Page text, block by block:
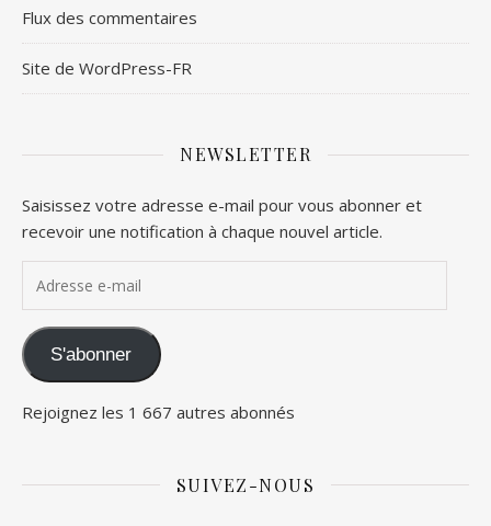
Flux des commentaires
Site de WordPress-FR
NEWSLETTER
Saisissez votre adresse e-mail pour vous abonner et
recevoir une notification à chaque nouvel article.
S'abonner
Rejoignez les 1 667 autres abonnés
SUIVEZ-NOUS